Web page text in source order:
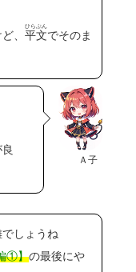
、 平文
ひらぶん
でそのま
Ａ子
しょうね
①】の最後にや